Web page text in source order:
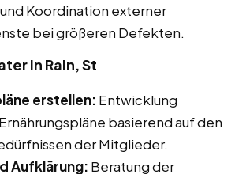
Koordination externer
bei größeren Defekten.
in Rain, St
erstellen: Entwicklung
basierend auf den
der Mitglieder.
Aufklärung: Beratung der